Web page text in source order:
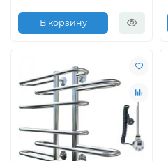
В корзину